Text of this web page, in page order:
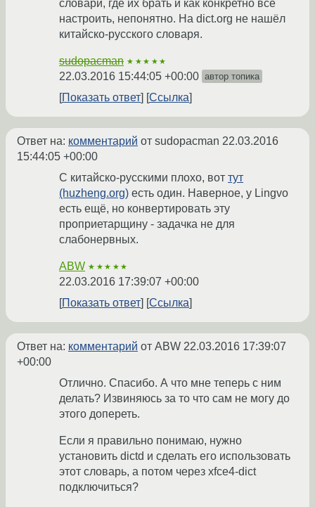
словари, где их брать и как конкретно всё
настроить, непонятно. На dict.org не нашёл
китайско-русского словаря.
sudopacman ★★★★★
22.03.2016 15:44:05 +00:00 автор топика
Показать ответ Ссылка
Ответ на: комментарий от sudopacman 22.03.2016
15:44:05 +00:00
С китайско-русскими плохо, вот тут
(huzheng.org) есть один. Наверное, у Lingvo
есть ещё, но конвертировать эту
проприетарщину - задачка не для
слабонервных.
ABW ★★★★★
22.03.2016 17:39:07 +00:00
Показать ответ
Ссылка
Ответ на: комментарий от ABW 22.03.2016 17:39:07
+00:00
Отлично. Спасибо. А что мне теперь с ним
делать? Извиняюсь за то что сам не могу до
этого допереть.
Если я правильно понимаю, нужно
установить dictd и сделать его использовать
этот словарь, а потом через xfce4-dict
подключиться?